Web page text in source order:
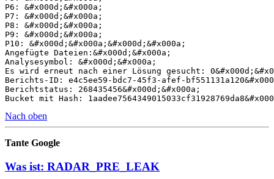
P6: &#x000d;&#x000a;
P7: &#x000d;&#x000a;
P8: &#x000d;&#x000a;
P9: &#x000d;&#x000a;
P10: &#x000d;&#x000a;&#x000d;&#x000a;
Angefügte Dateien:&#x000d;&#x000a;
Analysesymbol: &#x000d;&#x000a;
Es wird erneut nach einer Lösung gesucht:
Berichts-ID: e4c5ee59-bdc7-45f3-afef-
Berichtstatus: 268435456&#x000d;&#x000a;
Nach oben
Tante Google
Was ist: RADAR_PRE_LEAK